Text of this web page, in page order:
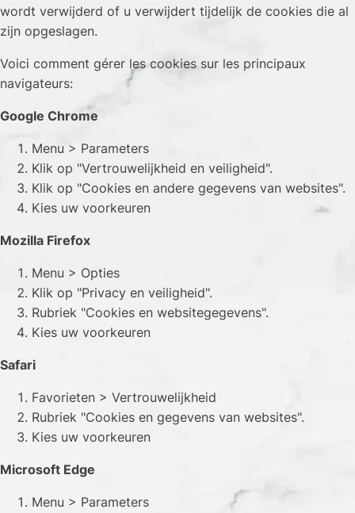
wordt verwijderd of u verwijdert tijdelijk de cookies die al
zijn opgeslagen.
Voici comment gérer les cookies sur les principaux
navigateurs:
Google Chrome
Menu > Parameters
Klik op "Vertrouwelijkheid en veiligheid".
Klik op "Cookies en andere gegevens van websites".
Kies uw voorkeuren
Mozilla Firefox
Menu > Opties
Klik op "Privacy en veiligheid".
Rubriek "Cookies en websitegegevens".
Kies uw voorkeuren
Safari
Favorieten > Vertrouwelijkheid
Rubriek "Cookies en gegevens van websites".
Kies uw voorkeuren
Microsoft Edge
Menu > Parameters